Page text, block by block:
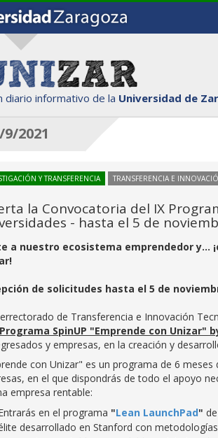
diario informativo de la Universidad de
9/2021
Y TRANSFERENCIA TRANSFERENCIA E
la Convocatoria del IX
- hasta el 5 de
a nuestro ecosistema emprendedor y...
de solicitudes hasta el 5 de
de Transferencia e Innovación
SpinUP "Emprende con Unizar"
y empresas, en la creación y
con Unizar" es un programa de 6
en el que dispondrás de todo el apoyo
empresa rentable:
en el programa "Lean LaunchPad"
desarrollado en Stanford con